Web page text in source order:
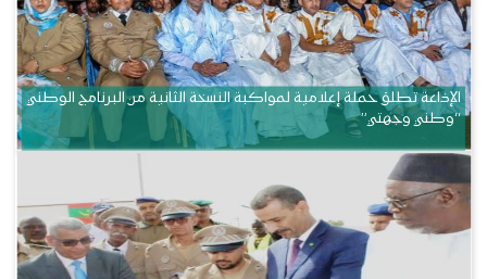
الإذاعة تطلق حملة إعلامية لمواكبة النسخة الثانية من البرنامج الوطني
“وطني وجهتي”